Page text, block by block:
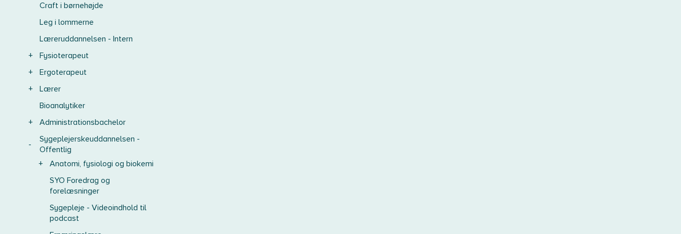
Craft i børnehøjde
Leg i lommerne
Læreruddannelsen - Intern
+
Fysioterapeut
+
Ergoterapeut
+
Lærer
Bioanalytiker
+
Administrationsbachelor
-
Sygeplejerskeuddannelsen -
Offentlig
+
Anatomi, fysiologi og biokemi
SYO Foredrag og
forelæsninger
Sygepleje - Videoindhold til
podcast